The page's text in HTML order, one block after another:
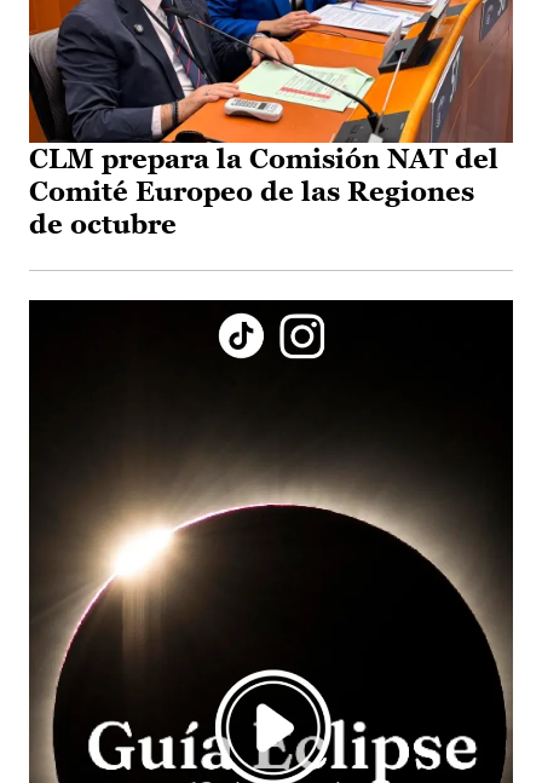
CLM prepara la Comisión NAT del
Comité Europeo de las Regiones
de octubre